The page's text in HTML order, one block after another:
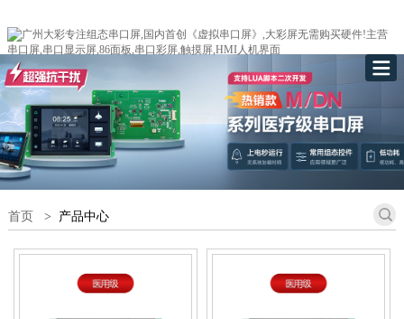
首页 > 产品中心